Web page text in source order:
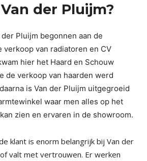
der Pluijm?
Pluijm begonnen aan de
verkoop van radiatoren en CV
hier het Haard en Schouw
de verkoop van haarden werd
is Van der Pluijm uitgegroeid
waar men alles op het
zien en ervaren in de showroom.
klant is enorm belangrijk bij Van der
valt met vertrouwen. Er werken